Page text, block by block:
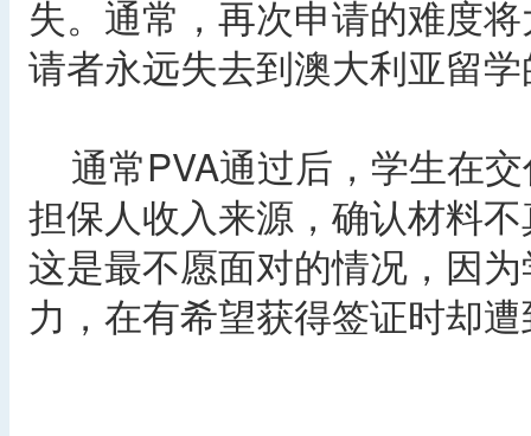
失。通常，再次申请的难度
请者永远失去到澳大利亚留
通常PVA通过后，学生在
担保人收入来源，确认材料
这是最不愿面对的情况，因
力，在有希望获得签证时却